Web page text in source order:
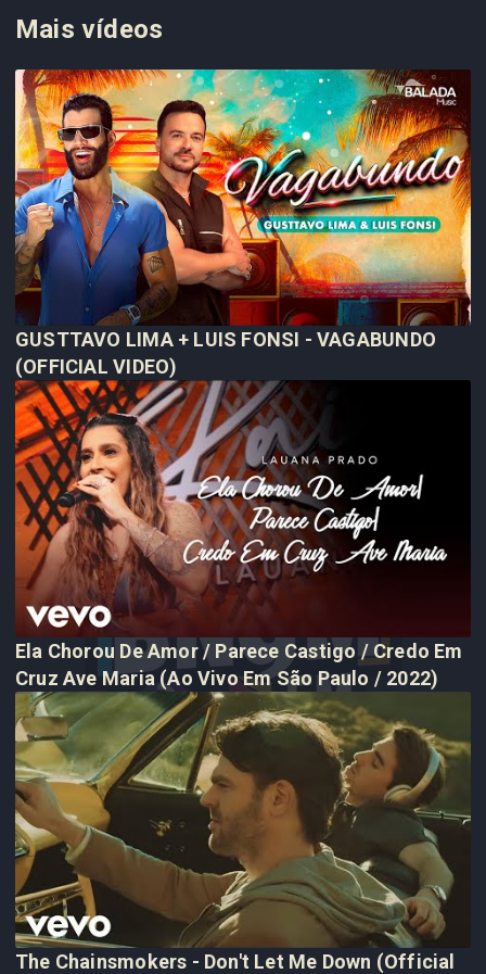
Mais vídeos
GUSTTAVO LIMA + LUIS FONSI - VAGABUNDO
(OFFICIAL VIDEO)
Ela Chorou De Amor / Parece Castigo / Credo Em
Cruz Ave Maria (Ao Vivo Em São Paulo / 2022)
The Chainsmokers - Don't Let Me Down (Official